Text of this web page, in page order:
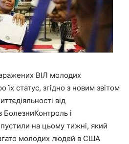
ВІЛ молодих
їх статус, згідно з новим звітом
від
БолезниКонтроль і
на цьому тижні, який
молодих людей в США